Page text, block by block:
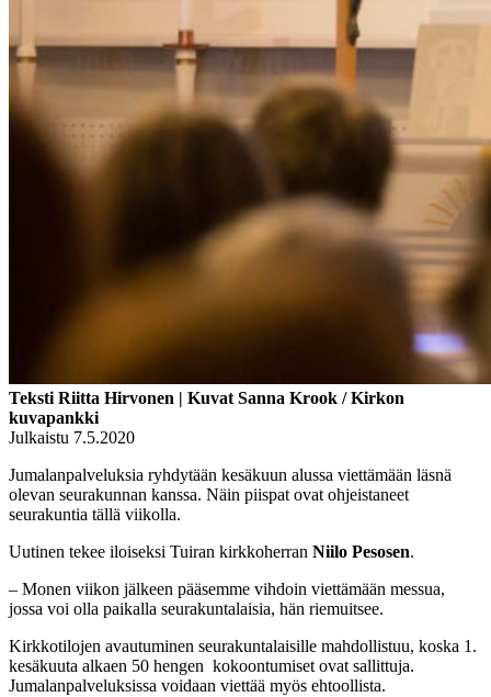
Teksti Riitta Hirvonen | Kuvat Sanna Krook / Kirkon
kuvapankki
Julkaistu 7.5.2020
Jumalanpalveluksia ryhdytään kesäkuun alussa viettämään läsnä
olevan seurakunnan kanssa. Näin piispat ovat ohjeistaneet
seurakuntia tällä viikolla.
Uutinen tekee iloiseksi Tuiran kirkkoherran Niilo Pesosen.
– Monen viikon jälkeen pääsemme vihdoin viettämään messua,
jossa voi olla paikalla seurakuntalaisia, hän riemuitsee.
Kirkkotilojen avautuminen seurakuntalaisille mahdollistuu, koska 1.
kesäkuuta alkaen 50 hengen kokoontumiset ovat sallittuja.
Jumalanpalveluksissa voidaan viettää myös ehtoollista.